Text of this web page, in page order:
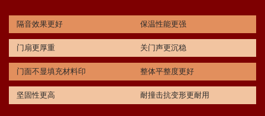
隔音效果更好 保温性能更强
门扇更厚重 关门声更沉稳
门面不显填充材料印 整体平整度更好
坚固性更高 耐撞击抗变形更耐用